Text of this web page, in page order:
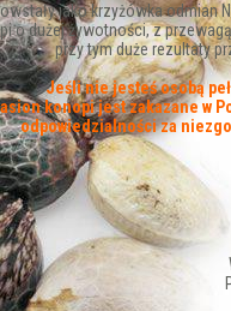
jako krzyżówka odmian
o dużej żywotności, z
przy tym duże rezultaty
Jeśli nie jesteś osobą
konopi jest zakazane w
odpowiedzialności za